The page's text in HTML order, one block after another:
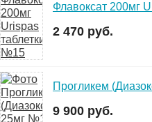
Флавоксат 200мг
2 470 руб.
Прогликем
9 900 руб.